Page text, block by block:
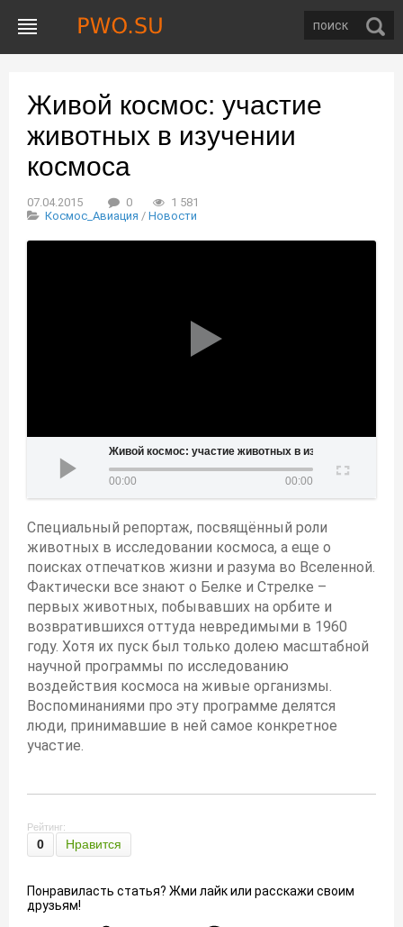
Живой космос: участие
животных в изучении
космоса
07.04.2015 0
1 581
Космос_Авиация / Новости
Живой космос: участие животных в изучении космоса
00:00 00:00
Специальный репортаж, посвящённый роли
животных в исследовании космоса, а еще о
поисках отпечатков жизни и разума во Вселенной.
Фактически все знают о Белке и Стрелке –
первых животных, побывавших на орбите и
возвратившихся оттуда невредимыми в 1960
году. Хотя их пуск был только долею масштабной
научной программы по исследованию
воздействия космоса на живые организмы.
Воспоминаниями про эту программе делятся
люди, принимавшие в ней самое конкретное
участие.
Рейтинг:
0 Нравится
Понравиласть статья? Жми лайк или расскажи своим
друзьям!